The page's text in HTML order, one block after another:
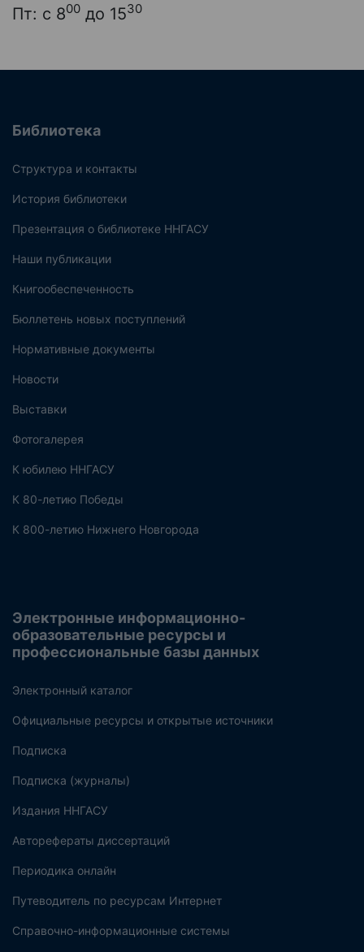
Пт: с 800 до 1530
Библиотека
Структура и контакты
История библиотеки
Презентация о библиотеке ННГАСУ
Наши публикации
Книгообеспеченность
Бюллетень новых поступлений
Нормативные документы
Новости
Выставки
Фотогалерея
К юбилею ННГАСУ
К 80-летию Победы
К 800-летию Нижнего Новгорода
Электронные информационно-
образовательные ресурсы и
профессиональные базы данных
Электронный каталог
Официальные ресурсы и открытые источники
Подписка
Подписка (журналы)
Издания ННГАСУ
Авторефераты диссертаций
Периодика онлайн
Путеводитель по ресурсам Интернет
Справочно-информационные системы